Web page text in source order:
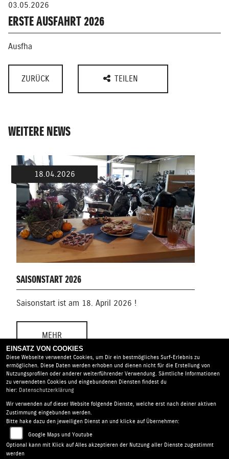
03.05.2026
ERSTE AUSFAHRT 2026
Ausfha
ZURÜCK TEILEN
WEITERE NEWS
18.04.2026
SAISONSTART 2026
Saisonstart ist am 18. April 2026 !
MEHR
Uhlmann Motorräder GmbH |Hellfelder Straße 5 | 17039
Trollenhagen - Neubrandenburg | Deutschland
AGB |Impressum
Barrierefreiheit |Batterieverordnung
EINSATZ VON COOKIES
Diese Webseite verwendet Cookies, um Dir ein bestmögliches Surf-Erlebnis zu
ermöglichen. Diese Daten werden erhoben und dienen nicht für die Erstellung von
Nutzungsprofilen oder anderer weiterführender Verwendung. Sämtliche Informationen
zu verwendeten Cookies und eingebundenen Diensten findest du
hier: Datenschutzerklärung
Wir verwenden auf dieser Website folgende Dienste, welche erst nach deiner aktiven
Zustimmung eingebunden werden.
Bitte hake dazu den jeweiligen Dienst an und klicke auf Übernehmen:
Google Maps und Youtube
Optional kann mit Klick auf Alles akzeptieren der Nutzung aller Dienste zugestimmt
werden